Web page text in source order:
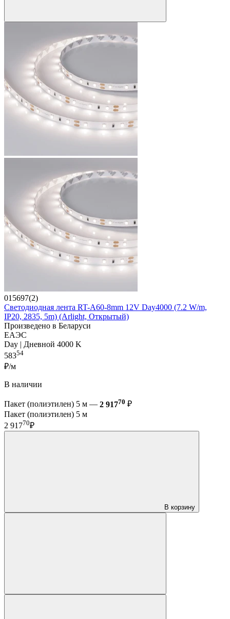
015697(2)
Светодиодная лента RT-A60-8mm 12V Day4000 (7.2 W/m,
IP20, 2835, 5m) (Arlight, Открытый)
Произведено в Беларуси
ЕАЭС
Day | Дневной 4000 K
58354
₽/м
В наличии
Пакет (полиэтилен) 5 м — 2 91770 ₽
Пакет (полиэтилен) 5 м
2 91770₽
В корзину